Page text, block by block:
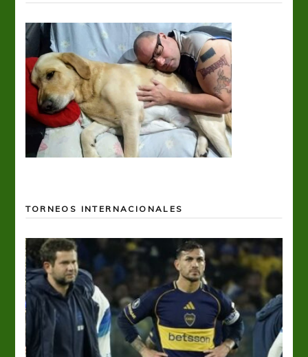
TORNEOS INTERNACIONALES